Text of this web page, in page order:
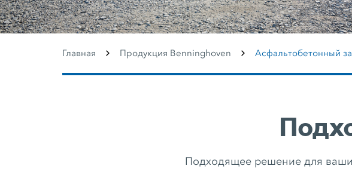
Главная Продукция Benninghoven Асфальтобетонный
Подходящее решение для